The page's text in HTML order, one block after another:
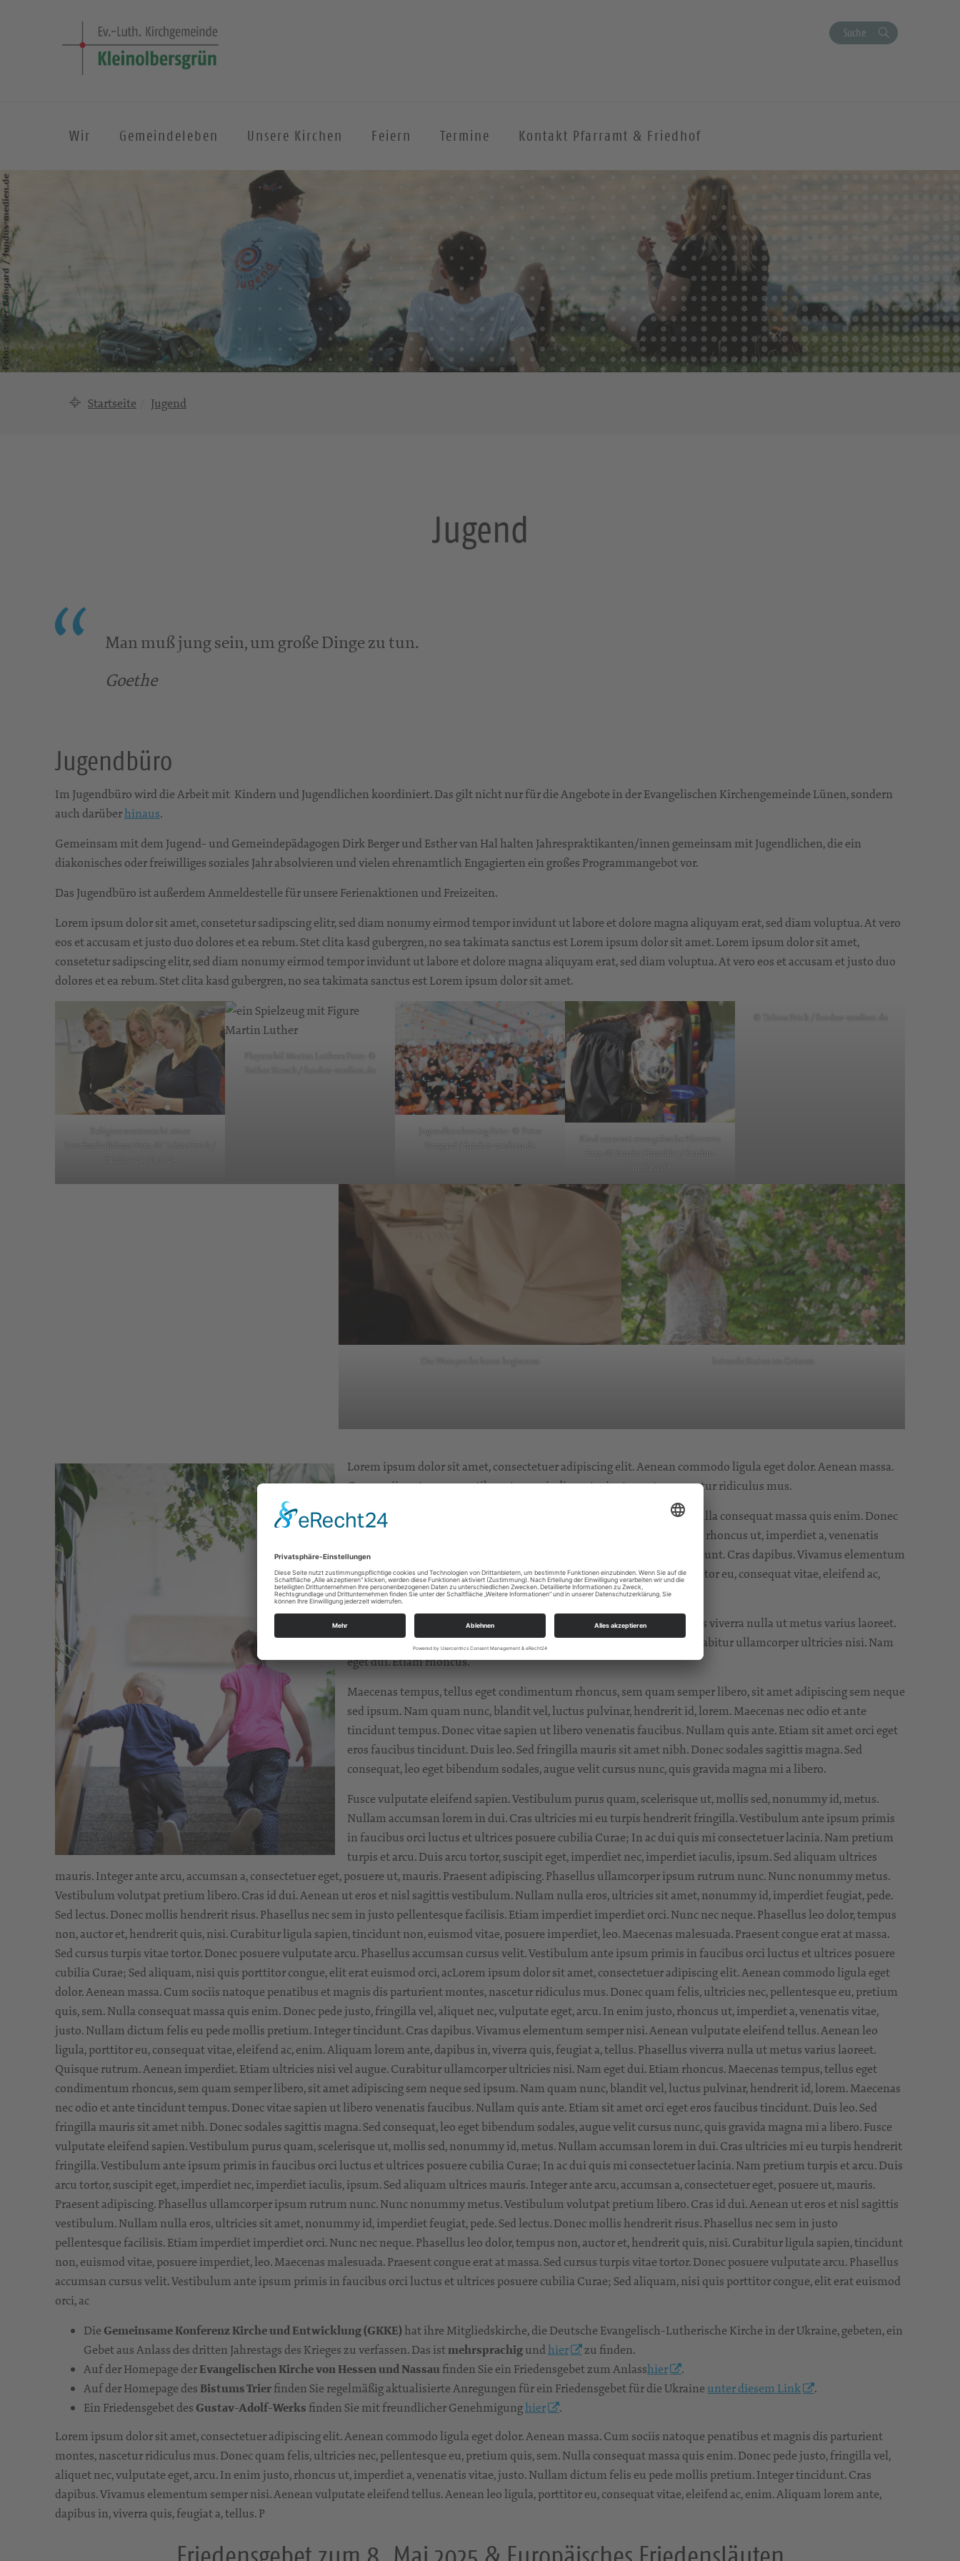
Suche
Wir Gemeindeleben Unsere Kirchen Feiern Termine Kontakt Pfarramt & Friedhof
Startseite Jugend
Jugend
Man muß jung sein, um große Dinge zu tun.
Goethe
Jugendbüro
Im Jugendbüro wird die Arbeit mit Kindern und Jugendlichen koordiniert. Das gilt nicht nur für die Angebote in der Evangelischen Kirchengemeinde Lünen, sondern
auch darüberhinaus.
Gemeinsam mit dem Jugend- und Gemeindepädagogen Dirk Berger und Esther van Hal halten Jahrespraktikanten/innen gemeinsam mit Jugendlichen, die ein
diakonisches oder freiwilliges soziales Jahr absolvieren und vielen ehrenamtlich Engagierten ein großes Programmangebot vor.
Das Jugendbüro ist außerdem Anmeldestelle für unsere Ferienaktionen und Freizeiten.
Lorem ipsum dolor sit amet, consetetur sadipscing elitr, sed diam nonumy eirmod tempor invidunt ut labore et dolore magna aliquyam erat, sed diam voluptua. At vero
eos et accusam et justo duo dolores et ea rebum. Stet clita kasd gubergren, no sea takimata sanctus est Lorem ipsum dolor sit amet. Lorem ipsum dolor sit amet,
consetetur sadipscing elitr, sed diam nonumy eirmod tempor invidunt ut labore et dolore magna aliquyam erat, sed diam voluptua. At vero eos et accusam et justo duo
dolores et ea rebum. Stet clita kasd gubergren, no sea takimata sanctus est Lorem ipsum dolor sit amet.
Religionsunterricht einer
Berufsschulklasse Foto:© Tobias Frick /
fundus-medien.de
Playmobil Martin Luthers Foto: ©
Esther Stosch / fundus-medien.de
Jugendkirchentag Foto: © Peter
Bongard / fundus-medien.de
Kind umarmt evangelische Pfarrerin
Foto:© Sandra Hirschke / fundus-
medien.de
© Tobias Frick / fundus-medien.de
Die Weinprobe kann beginnen betende Statue im Grünen
Lorem ipsum dolor sit amet, consectetuer adipiscing elit. Aenean commodo ligula eget dolor. Aenean massa.
Cum sociis natoque penatibus et magnis dis parturient montes, nascetur ridiculus mus.
Donec quam felis, ultricies nec, pellentesque eu, pretium quis, sem. Nulla consequat massa quis enim. Donec
pede justo, fringilla vel, aliquet nec, vulputate eget, arcu. In enim justo, rhoncus ut, imperdiet a, venenatis
vitae, justo. Nullam dictum felis eu pede mollis pretium. Integer tincidunt. Cras dapibus. Vivamus elementum
semper nisi. Aenean vulputate eleifend tellus. Aenean leo ligula, porttitor eu, consequat vitae, eleifend ac,
enim.
Aliquam lorem ante, dapibus in, viverra quis, feugiat a, tellus. Phasellus viverra nulla ut metus varius laoreet.
Quisque rutrum. Aenean imperdiet. Etiam ultricies nisi vel augue. Curabitur ullamcorper ultricies nisi. Nam
eget dui. Etiam rhoncus.
Maecenas tempus, tellus eget condimentum rhoncus, sem quam semper libero, sit amet adipiscing sem neque
sed ipsum. Nam quam nunc, blandit vel, luctus pulvinar, hendrerit id, lorem. Maecenas nec odio et ante
tincidunt tempus. Donec vitae sapien ut libero venenatis faucibus. Nullam quis ante. Etiam sit amet orci eget
eros faucibus tincidunt. Duis leo. Sed fringilla mauris sit amet nibh. Donec sodales sagittis magna. Sed
consequat, leo eget bibendum sodales, augue velit cursus nunc, quis gravida magna mi a libero.
Fusce vulputate eleifend sapien. Vestibulum purus quam, scelerisque ut, mollis sed, nonummy id, metus.
Nullam accumsan lorem in dui. Cras ultricies mi eu turpis hendrerit fringilla. Vestibulum ante ipsum primis
in faucibus orci luctus et ultrices posuere cubilia Curae; In ac dui quis mi consectetuer lacinia. Nam pretium
turpis et arcu. Duis arcu tortor, suscipit eget, imperdiet nec, imperdiet iaculis, ipsum. Sed aliquam ultrices
mauris. Integer ante arcu, accumsan a, consectetuer eget, posuere ut, mauris. Praesent adipiscing. Phasellus ullamcorper ipsum rutrum nunc. Nunc nonummy metus.
Vestibulum volutpat pretium libero. Cras id dui. Aenean ut eros et nisl sagittis vestibulum. Nullam nulla eros, ultricies sit amet, nonummy id, imperdiet feugiat, pede.
Sed lectus. Donec mollis hendrerit risus. Phasellus nec sem in justo pellentesque facilisis. Etiam imperdiet imperdiet orci. Nunc nec neque. Phasellus leo dolor, tempus
non, auctor et, hendrerit quis, nisi. Curabitur ligula sapien, tincidunt non, euismod vitae, posuere imperdiet, leo. Maecenas malesuada. Praesent congue erat at massa.
Sed cursus turpis vitae tortor. Donec posuere vulputate arcu. Phasellus accumsan cursus velit. Vestibulum ante ipsum primis in faucibus orci luctus et ultrices posuere
cubilia Curae; Sed aliquam, nisi quis porttitor congue, elit erat euismod orci, acLorem ipsum dolor sit amet, consectetuer adipiscing elit. Aenean commodo ligula eget
dolor. Aenean massa. Cum sociis natoque penatibus et magnis dis parturient montes, nascetur ridiculus mus. Donec quam felis, ultricies nec, pellentesque eu, pretium
quis, sem. Nulla consequat massa quis enim. Donec pede justo, fringilla vel, aliquet nec, vulputate eget, arcu. In enim justo, rhoncus ut, imperdiet a, venenatis vitae,
justo. Nullam dictum felis eu pede mollis pretium. Integer tincidunt. Cras dapibus. Vivamus elementum semper nisi. Aenean vulputate eleifend tellus. Aenean leo
ligula, porttitor eu, consequat vitae, eleifend ac, enim. Aliquam lorem ante, dapibus in, viverra quis, feugiat a, tellus. Phasellus viverra nulla ut metus varius laoreet.
Quisque rutrum. Aenean imperdiet. Etiam ultricies nisi vel augue. Curabitur ullamcorper ultricies nisi. Nam eget dui. Etiam rhoncus. Maecenas tempus, tellus eget
condimentum rhoncus, sem quam semper libero, sit amet adipiscing sem neque sed ipsum. Nam quam nunc, blandit vel, luctus pulvinar, hendrerit id, lorem. Maecenas
nec odio et ante tincidunt tempus. Donec vitae sapien ut libero venenatis faucibus. Nullam quis ante. Etiam sit amet orci eget eros faucibus tincidunt. Duis leo. Sed
fringilla mauris sit amet nibh. Donec sodales sagittis magna. Sed consequat, leo eget bibendum sodales, augue velit cursus nunc, quis gravida magna mi a libero. Fusce
vulputate eleifend sapien. Vestibulum purus quam, scelerisque ut, mollis sed, nonummy id, metus. Nullam accumsan lorem in dui. Cras ultricies mi eu turpis hendrerit
fringilla. Vestibulum ante ipsum primis in faucibus orci luctus et ultrices posuere cubilia Curae; In ac dui quis mi consectetuer lacinia. Nam pretium turpis et arcu. Duis
arcu tortor, suscipit eget, imperdiet nec, imperdiet iaculis, ipsum. Sed aliquam ultrices mauris. Integer ante arcu, accumsan a, consectetuer eget, posuere ut, mauris.
Praesent adipiscing. Phasellus ullamcorper ipsum rutrum nunc. Nunc nonummy metus. Vestibulum volutpat pretium libero. Cras id dui. Aenean ut eros et nisl sagittis
vestibulum. Nullam nulla eros, ultricies sit amet, nonummy id, imperdiet feugiat, pede. Sed lectus. Donec mollis hendrerit risus. Phasellus nec sem in justo
pellentesque facilisis. Etiam imperdiet imperdiet orci. Nunc nec neque. Phasellus leo dolor, tempus non, auctor et, hendrerit quis, nisi. Curabitur ligula sapien, tincidunt
non, euismod vitae, posuere imperdiet, leo. Maecenas malesuada. Praesent congue erat at massa. Sed cursus turpis vitae tortor. Donec posuere vulputate arcu. Phasellus
accumsan cursus velit. Vestibulum ante ipsum primis in faucibus orci luctus et ultrices posuere cubilia Curae; Sed aliquam, nisi quis porttitor congue, elit erat euismod
orci, ac
Die Gemeinsame Konferenz Kirche und Entwicklung (GKKE)hat ihre Mitgliedskirche, die Deutsche Evangelisch-Lutherische Kirche in der Ukraine, gebeten, ein
Gebet aus Anlass des dritten Jahrestags des Krieges zu verfassen. Das istmehrsprachigundhier
zu finden.
Auf der Homepage derEvangelischen Kirche von Hessen und Nassaufinden Sie ein Friedensgebet zum Anlasshier
.
Auf der Homepage desBistums Trierfinden Sie regelmäßig aktualisierte Anregungen für ein Friedensgebet für die Ukraineunter diesem Link
.
Ein Friedensgebet des Gustav-Adolf-Werks finden Sie mit freundlicher Genehmigunghier
.
Lorem ipsum dolor sit amet, consectetuer adipiscing elit. Aenean commodo ligula eget dolor. Aenean massa. Cum sociis natoque penatibus et magnis dis parturient
montes, nascetur ridiculus mus. Donec quam felis, ultricies nec, pellentesque eu, pretium quis, sem. Nulla consequat massa quis enim. Donec pede justo, fringilla vel,
aliquet nec, vulputate eget, arcu. In enim justo, rhoncus ut, imperdiet a, venenatis vitae, justo. Nullam dictum felis eu pede mollis pretium. Integer tincidunt. Cras
dapibus. Vivamus elementum semper nisi. Aenean vulputate eleifend tellus. Aenean leo ligula, porttitor eu, consequat vitae, eleifend ac, enim. Aliquam lorem ante,
dapibus in, viverra quis, feugiat a, tellus. P